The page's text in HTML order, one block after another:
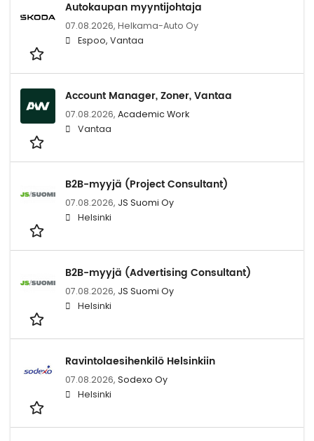
Autokaupan myyntijohtaja
07.08.2026, Helkama-Auto Oy
Espoo, Vantaa
Account Manager, Zoner, Vantaa
07.08.2026, Academic Work
Vantaa
B2B-myyjä (Project Consultant)
07.08.2026, JS Suomi Oy
Helsinki
B2B-myyjä (Advertising Consultant)
07.08.2026, JS Suomi Oy
Helsinki
Ravintolaesihenkilö Helsinkiin
07.08.2026, Sodexo Oy
Helsinki